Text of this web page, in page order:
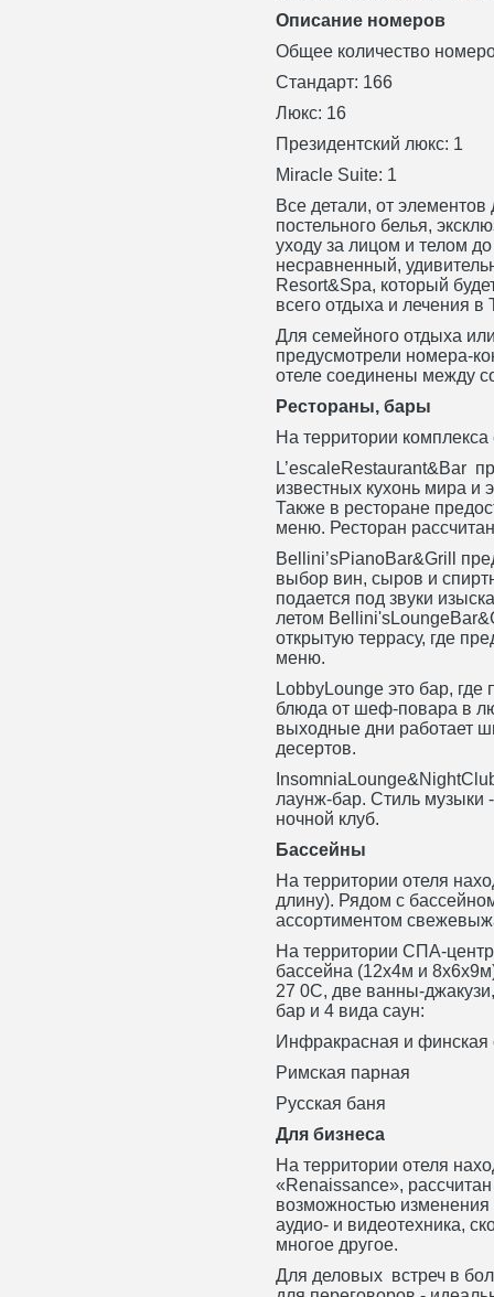
Описание номеров
Общее количество
Стандарт: 166
Люкс: 16
Президентский люкс: 1
Miracle Suite: 1
Все детали, от элементов
постельного белья,
уходу за лицом и телом
несравненный,
Resort&Spa, который
всего отдыха и лечения в
Для семейного отдыха
предусмотрели номера-
отеле соединены между
Рестораны, бары
На территории комплекса
L’escaleRestaurant&Bar
известных кухонь мира и
Также в ресторане
меню. Ресторан
Bellini’sPianoBar&Grill
выбор вин, сыров и
подается под звуки
летом
открытую террасу, где
меню.
LobbyLounge это бар,
блюда от шеф-повара в
выходные дни работает
десертов.
лаунж-бар. Стиль музыки
ночной клуб.
Бассейны
На территории отеля
длину). Рядом с
ассортиментом
На территории СПА-
бассейна (12х4м и
27 0С, две ванны-
бар и 4 вида саун:
Инфракрасная и финская
Римская парная
Русская баня
Для бизнеса
На территории отеля
«Renaissance»,
возможностью
аудио- и видеотехника,
многое другое.
Для деловых встреч в